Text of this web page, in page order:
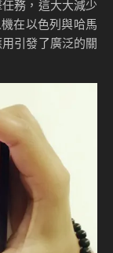
務，這大大減少
在以色列與哈馬
引發了廣泛的關